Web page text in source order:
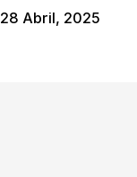
28 Abril, 2025